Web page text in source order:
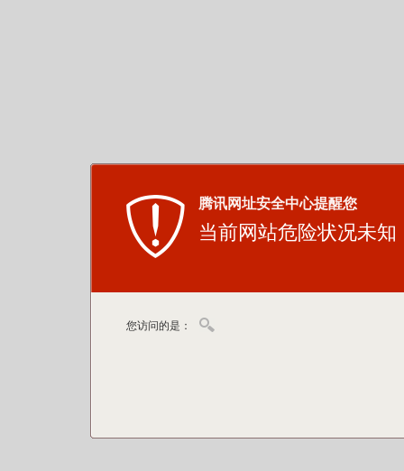
腾讯网址安全中心提醒您
当前网站危险状况未知
您访问的是：